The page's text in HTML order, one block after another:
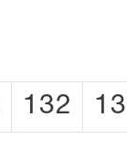
132